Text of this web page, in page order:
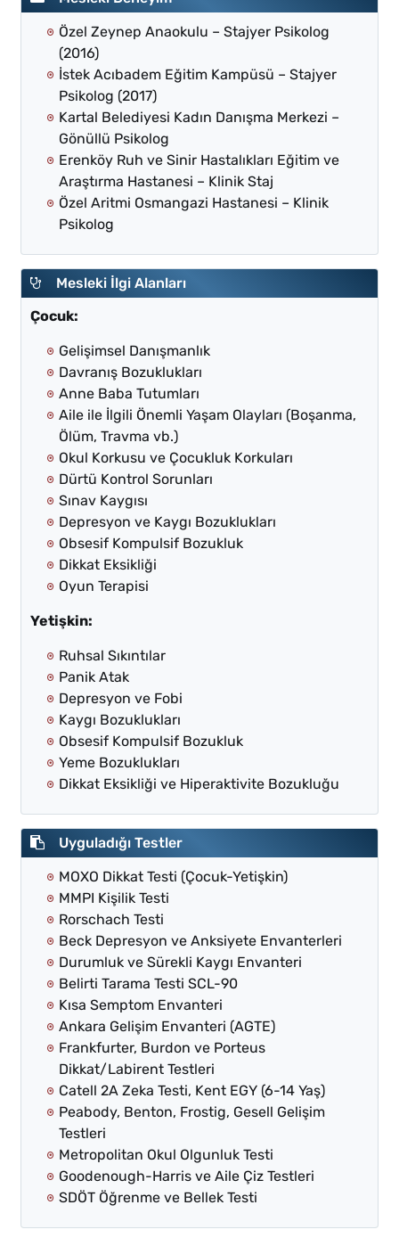
Özel Zeynep Anaokulu – Stajyer Psikolog
(2016)
İstek Acıbadem Eğitim Kampüsü – Stajyer
Psikolog (2017)
Kartal Belediyesi Kadın Danışma Merkezi –
Gönüllü Psikolog
Erenköy Ruh ve Sinir Hastalıkları Eğitim ve
Araştırma Hastanesi – Klinik Staj
Özel Aritmi Osmangazi Hastanesi – Klinik
Psikolog
Mesleki İlgi Alanları
Çocuk:
Gelişimsel Danışmanlık
Davranış Bozuklukları
Anne Baba Tutumları
Aile ile İlgili Önemli Yaşam Olayları (Boşanma,
Ölüm, Travma vb.)
Okul Korkusu ve Çocukluk Korkuları
Dürtü Kontrol Sorunları
Sınav Kaygısı
Depresyon ve Kaygı Bozuklukları
Obsesif Kompulsif Bozukluk
Dikkat Eksikliği
Oyun Terapisi
Yetişkin:
Ruhsal Sıkıntılar
Panik Atak
Depresyon ve Fobi
Kaygı Bozuklukları
Obsesif Kompulsif Bozukluk
Yeme Bozuklukları
Dikkat Eksikliği ve Hiperaktivite Bozukluğu
Uyguladığı Testler
MOXO Dikkat Testi (Çocuk-Yetişkin)
MMPI Kişilik Testi
Rorschach Testi
Beck Depresyon ve Anksiyete Envanterleri
Durumluk ve Sürekli Kaygı Envanteri
Belirti Tarama Testi SCL-90
Kısa Semptom Envanteri
Ankara Gelişim Envanteri (AGTE)
Frankfurter, Burdon ve Porteus
Dikkat/Labirent Testleri
Catell 2A Zeka Testi, Kent EGY (6-14 Yaş)
Peabody, Benton, Frostig, Gesell Gelişim
Testleri
Metropolitan Okul Olgunluk Testi
Goodenough-Harris ve Aile Çiz Testleri
SDÖT Öğrenme ve Bellek Testi